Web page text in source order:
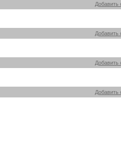
Добавить
Добавить
Добавить
Добавить